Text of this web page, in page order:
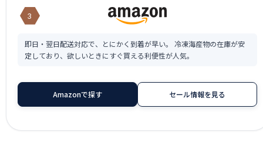
3
即日・翌日配送対応で、とにかく到着が早い。 冷凍海産物の在庫が安
定しており、欲しいときにすぐ買える利便性が人気。
Amazonで探す セール情報を見る